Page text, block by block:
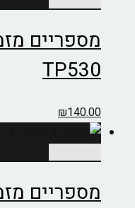
מספריים
TP530
₪140.00
מספריים